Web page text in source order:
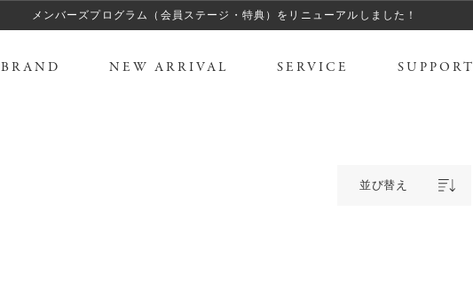
メンバーズプログラム（会員ステージ・特典）をリニューアルしました！
BRAND NEW ARRIVAL SERVICE SUPPORT
並び替え